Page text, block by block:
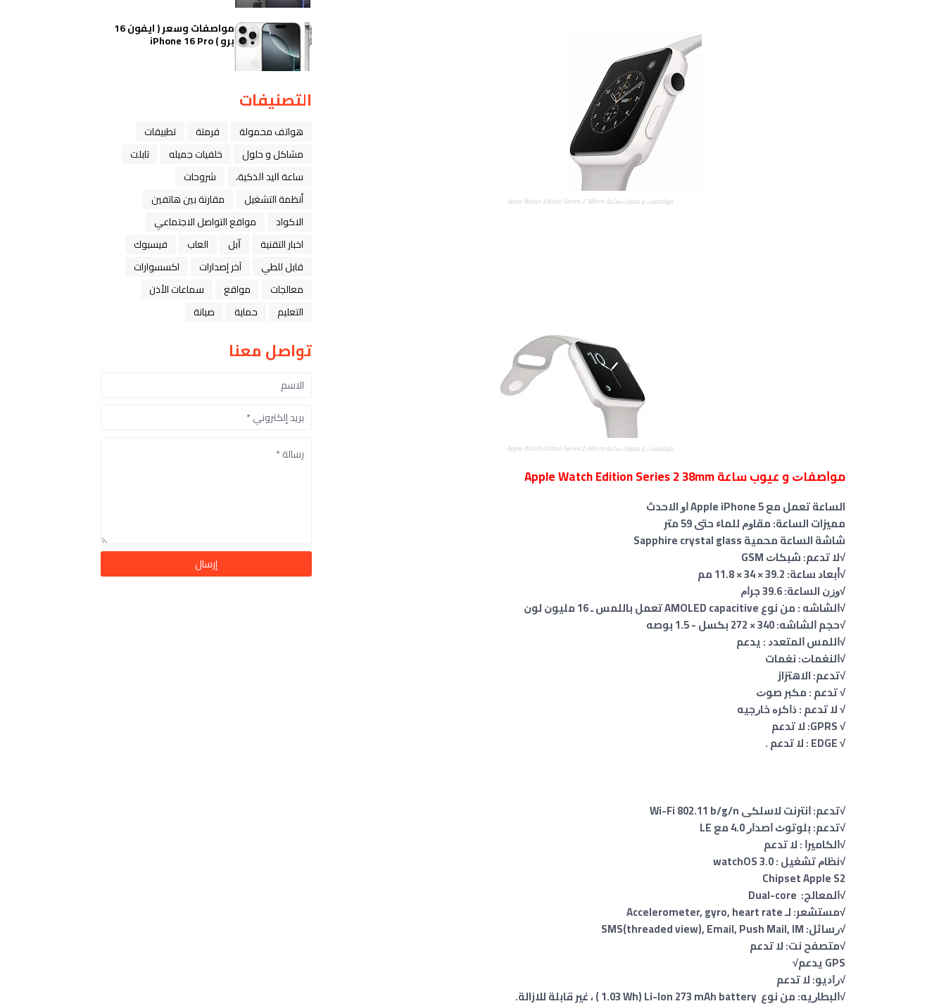
ﻣﻮﺍﺻﻔﺎﺕ و مميزات ساعةApple Watch Edition Series 2 38mm
ﻣﻮﺍﺻﻔﺎﺕ و مميزات ساعةApple Watch Edition Series 2 38mm
ﻣﻮﺍﺻﻔﺎﺕو عيوب ساعة Apple Watch Edition Series 2 38mm
الساعة تعمل ﻣﻊ Apple iPhone 5 ﺍﻭ الاحدث
مميزات الساعة: ﻣﻘﺎﻭﻡ ﻟﻠﻤﺎﺀ حتى 59 متر
شاشة الساعة محمية Sapphire crystal glass
√لا تدعم: ﺷﺒﻜﺎﺕ GSM
√ﺃﺑﻌﺎﺩ ساعة: 39.2 × 34 × 11.8 ﻣﻢ
√ﻭﺯﻥ الساعة: 39.6 ﺟﺮﺍﻡ
√ﺍﻟﺸﺎﺷﻪ : من نوع AMOLED capacitive ﺗﻌﻤﻞ ﺑﺎﻟﻠﻤﺲ ـ 16 ﻣﻠﻴﻮﻥ ﻟﻮﻥ
√ﺣﺠﻢ ﺍﻟﺸﺎﺷﻪ: 340 × 272 ﺑﻜﺴﻞ - 1.5 ﺑﻮﺻﻪ
√ﺍﻟﻠﻤﺲ ﺍﻟﻤﺘﻌﺪﺩ : يدعم
√ﺍﻟﻨﻐﻤﺎﺕ: نغمات
√تدعم: الاهتزاز
√ تدعم : ﻣﻜﺒﺮ ﺻﻮﺕ
√ لا تدعم : ﺫﺍﻛﺮﻩ ﺧﺎﺭﺟﻴﻪ
√ GPRS: ﻻ تدعم
√ EDGE : ﻻ تدعم .
√تدعم: ﺍﻧﺘﺮﻧﺖ ﻻﺳﻠﻜﻰ Wi-Fi 802.11 b/g/n
√تدعم: ﺑﻠﻮﺗﻮﺙ ﺍﺻﺪﺍﺭ 4.0 ﻣﻊ LE
√ﺍﻟﻜﺎﻣﻴﺮﺍ : ﻻ تدعم
√ﻧﻈﺎﻡ ﺗﺸﻐﻴﻞ : watchOS 3.0
Chipset Apple S2
√ﺍﻟﻤﻌﺎﻟﺞ: Dual-core
√ﻣﺴﺘﺸﻌﺮ: ﻟـ Accelerometer, gyro, heart rate
√ﺭﺳﺎﺋﻞ: SMS(threaded view), Email, Push Mail, IM
√ﻣﺘﺼﻔﺢ ﻧﺖ: ﻻ تدعم
GPS يدعم√
√ﺭﺍﺩﻳﻮ: ﻻ تدعم
√ﺍﻟﺒﻄﺎﺭﻳﻪ: من نوع Li-Ion 273 mAh battery (1.03 Wh ‏) ، غير قابلة للازالة.
مواصفات وسعر ( ايفون 16
برو ) iPhone 16 Pro
التصنيفات
هواتف محمولة فرمتة
تطبيقات
مشاكل و حلول
خلفيات جميله
تابلت
ﺳﺎﻋﺔ ﺍﻟﻴﺪ ﺍﻟﺬﻛﻴﺔ،
شروحات
أنظمة التشغيل
مقارنة بين هاتفين
الاكواد
مواقع التواصل الاجتماعي
اخبار التقنية
ﺁﺑﻞ العاب
فيسبوك
قابل للطي
آخر إصدارات
اكسسوارات
معالجات
مواقع
سماعات الأذن
التعليم
حماية صيانة
تواصل معنا